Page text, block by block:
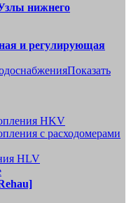
нижнего
и регулирующая
Показать
HKV
с расходомерами
HLV